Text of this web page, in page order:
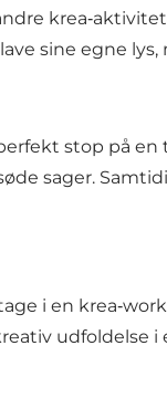
sine egne
stop på
sager.
i en